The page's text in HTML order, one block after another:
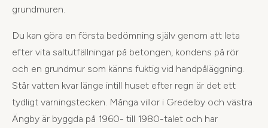
grundmuren.
Du kan göra en första bedömning själv genom att leta
efter vita saltutfällningar på betongen, kondens på rör
och en grundmur som känns fuktig vid handpåläggning.
Står vatten kvar länge intill huset efter regn är det ett
tydligt varningstecken. Många villor i Gredelby och västra
Ängby är byggda på 1960- till 1980-talet och har